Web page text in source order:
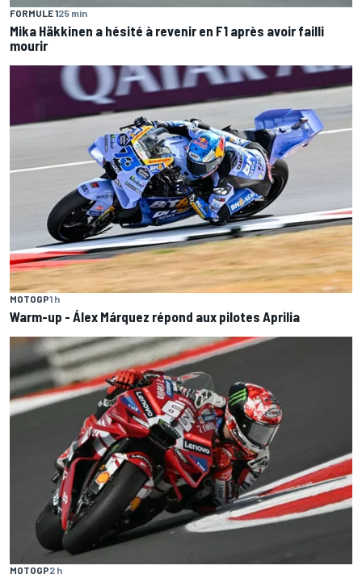
FORMULE 125 min
Mika Häkkinen a hésité à revenir en F1 après avoir failli
mourir
MOTOGP1 h
Warm-up - Álex Márquez répond aux pilotes Aprilia
MOTOGP2 h